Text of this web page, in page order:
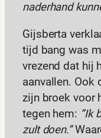
naderhand
Gijsberta
tijd bang was
vrezend dat hij
aanvallen. Ook
zijn broek voor
tegen hem: ”Ik
zult doen.”